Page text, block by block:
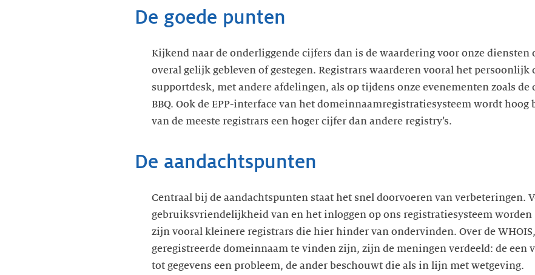
De goede punten
Kijkend naar de onderliggende cijfers dan is de waardering voor onze diensten
overal gelijk gebleven of gestegen. Registrars waarderen vooral het persoonlijk
supportdesk, met andere afdelingen, als op tijdens onze evenementen zoals de
BBQ. Ook de EPP-interface van het domeinnaamregistratiesysteem wordt hoog
van de meeste registrars een hoger cijfer dan andere registry’s.
De aandachtspunten
Centraal bij de aandachtspunten staat het snel doorvoeren van verbeteringen.
gebruiksvriendelijkheid van en het inloggen op ons registratiesysteem
zijn vooral kleinere registrars die hier hinder van ondervinden. Over de
geregistreerde domeinnaam te vinden zijn, zijn de meningen verdeeld: de een
tot gegevens een probleem, de ander beschouwt die als in lijn met wetgeving.